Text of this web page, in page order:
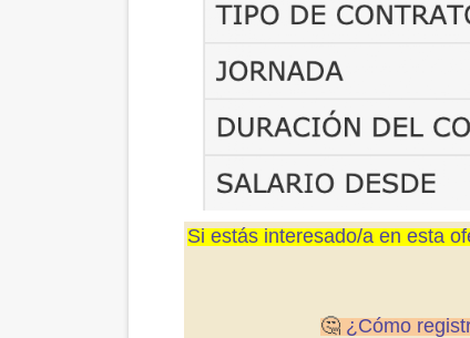
Si estás interesado/a en esta
🤔 ¿Cómo